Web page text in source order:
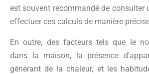
est souvent recommandé de consulter
effectuer ces calculs de manière
En outre, des facteurs tels que le
dans la maison, la présence
générant de la chaleur, et les